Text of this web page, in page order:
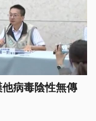
病毒陰性無傳